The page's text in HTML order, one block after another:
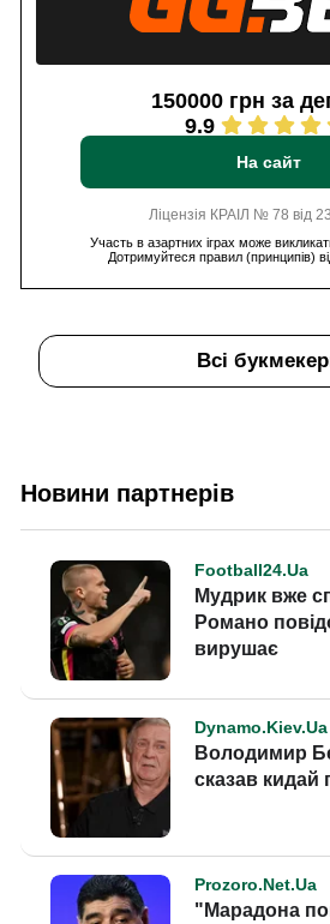
150000 грн за
9.9
На сайт
Ліцензія КРАІЛ № 78 від
Участь в азартних іграх може
Дотримуйтеся правил (принципів)
Всі